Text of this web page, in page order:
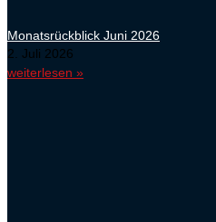
Monatsrückblick Juni 2026
2. Juli 2026
weiterlesen »